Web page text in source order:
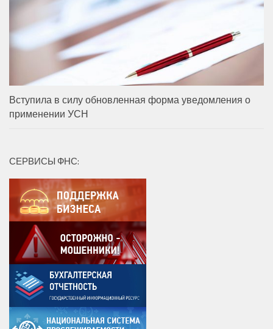
Вступила в силу обновленная форма уведомления о
применении УСН
СЕРВИСЫ ФНС: